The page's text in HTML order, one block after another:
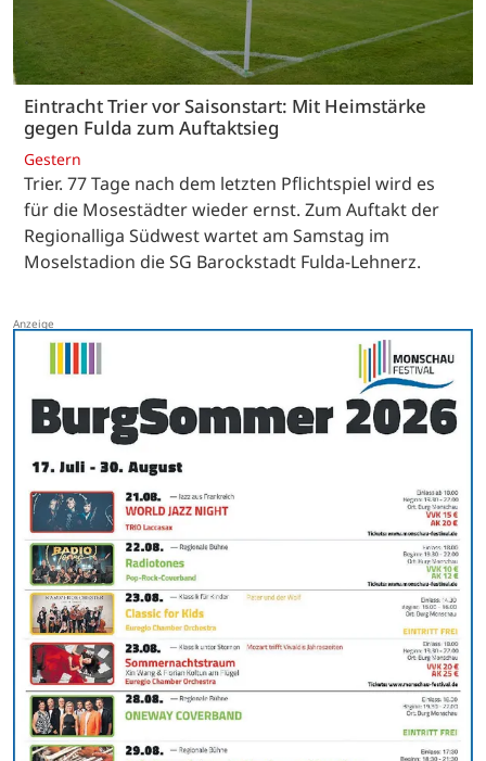
Eintracht Trier vor Saisonstart: Mit Heimstärke
gegen Fulda zum Auftaktsieg
Gestern
Trier. 77 Tage nach dem letzten Pflichtspiel wird es
für die Mosestädter wieder ernst. Zum Auftakt der
Regionalliga Südwest wartet am Samstag im
Moselstadion die SG Barockstadt Fulda-Lehnerz.